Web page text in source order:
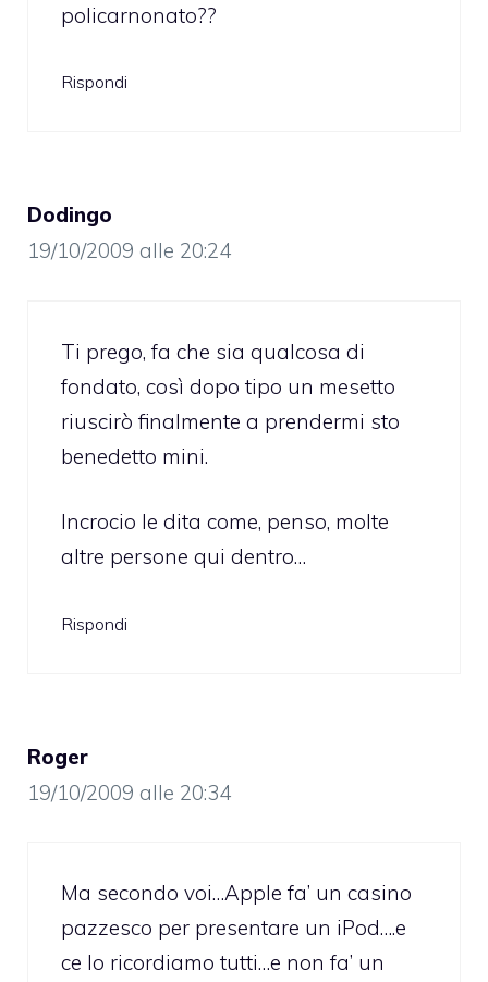
policarnonato??
Rispondi
Dodingo
19/10/2009 alle 20:24
Ti prego, fa che sia qualcosa di
fondato, così dopo tipo un mesetto
riuscirò finalmente a prendermi sto
benedetto mini.
Incrocio le dita come, penso, molte
altre persone qui dentro…
Rispondi
Roger
19/10/2009 alle 20:34
Ma secondo voi…Apple fa’ un casino
pazzesco per presentare un iPod….e
ce lo ricordiamo tutti…e non fa’ un